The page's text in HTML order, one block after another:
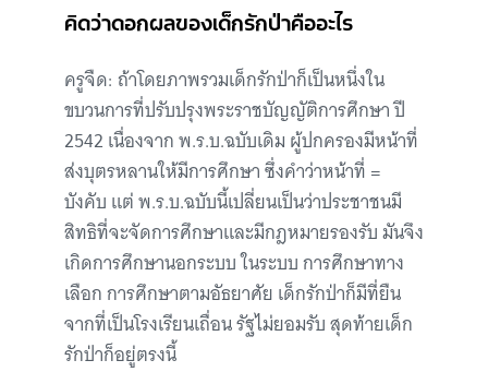
คิดว่าดอกผลของเด็กรักป่าคืออะไร
ครูจืด: ถ้าโดยภาพรวมเด็กรักป่าก็เป็นหนึ่งใน
ขบวนการที่ปรับปรุงพระราชบัญญัติการศึกษา ปี
2542 เนื่องจาก พ.ร.บ.ฉบับเดิม ผู้ปกครองมีหน้าที่
ส่งบุตรหลานให้มีการศึกษา ซึ่งคำว่าหน้าที่ =
บังคับ แต่ พ.ร.บ.ฉบับนี้เปลี่ยนเป็นว่าประชาชนมี
สิทธิที่จะจัดการศึกษาและมีกฎหมายรองรับ มันจึง
เกิดการศึกษานอกระบบ ในระบบ การศึกษาทาง
เลือก การศึกษาตามอัธยาศัย เด็กรักป่าก็มีที่ยืน
จากที่เป็นโรงเรียนเถื่อน รัฐไม่ยอมรับ สุดท้ายเด็ก
รักป่าก็อยู่ตรงนี้